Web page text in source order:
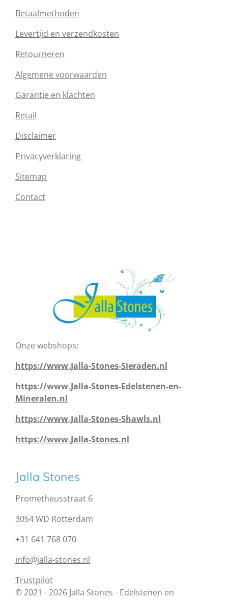
Betaalmethoden
Levertijd en verzendkosten
Retourneren
Algemene voorwaarden
Garantie en klachten
Retail
Disclaimer
Privacyverklaring
Sitemap
Contact
Onze webshops:
https://www.Jalla-Stones-Sieraden.nl
https://www.Jalla-Stones-Edelstenen-en-
Mineralen.nl
https://www.Jalla-Stones-Shawls.nl
https://www.Jalla-Stones.nl
Jalla Stones
Prometheusstraat 6
3054 WD Rotterdam
+31 641 768 070
info@jalla-stones.nl
Trustpilot
© 2021 - 2026 Jalla Stones - Edelstenen en